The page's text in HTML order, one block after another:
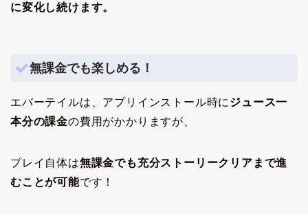
に変化し続けます。
無課金でも楽しめる！
エバーテイルは、アプリインストール時に ジュース一
本分の課金の費用がかかりますが、
プレイ自体は無課金でも充分ストーリークリアまで進
むことが可能です！